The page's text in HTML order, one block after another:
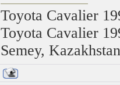
Toyota Cavalier
Toyota Cavalier
Semey, Kazakhstan